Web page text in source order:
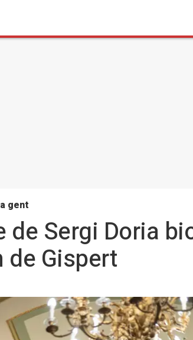
gent
de Sergi Doria
de Gispert